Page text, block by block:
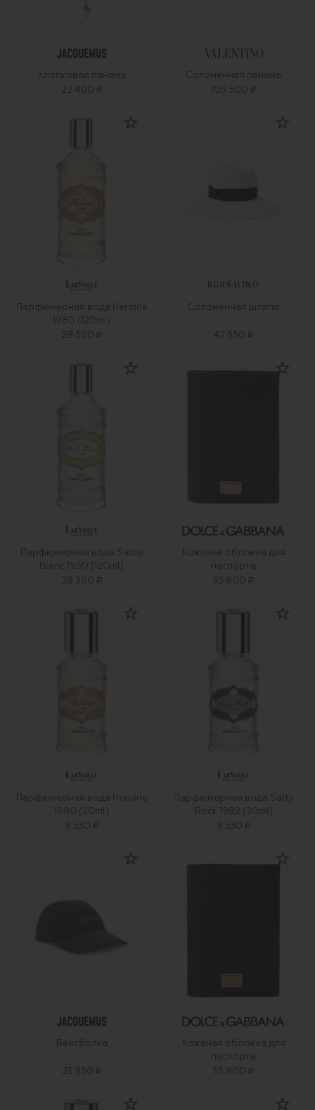
Хлопковая панама
22 400 ₽
Соломенная панама
105 500 ₽
Парфюмерная вода Heroine
1980 (120ml)
28 590 ₽
BORSALINO
Соломенная шляпа
42 550 ₽
Парфюмерная вода Sable
Blanc 1950 (120ml)
28 590 ₽
Кожаная обложка для
паспорта
35 800 ₽
Парфюмерная вода Heroine
1980 (20ml)
9 530 ₽
Парфюмерная вода Salty
Rock 1982 (20ml)
9 530 ₽
Бейсболка
23 950 ₽
Кожаная обложка для
паспорта
35 800 ₽